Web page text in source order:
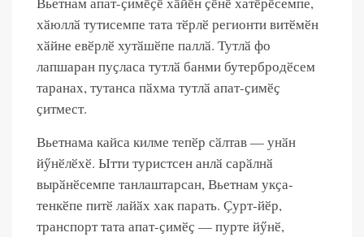
хӑюллӑ тутисемпе тата тӗрлӗ регионти витӗмӗн
хӑйне евӗрлӗ хутӑшӗпе паллӑ. Тутлӑ фо
лапшаран пуҫласа тутлӑ банми бутербродӗсем
таранах, тутанса пӑхма тутлӑ апат-ҫимӗҫ
ҫитмест.
Вьетнама кайса килме тепӗр сӑлтав — унӑн
йӳнӗлӗхӗ. Ытти туристсен анлӑ сарӑлнӑ
вырӑнӗсемпе танлаштарсан, Вьетнам укҫа-
тенкӗпе питӗ лайӑх хак парать. Ҫурт-йӗр,
транспорт тата апат-ҫимӗҫ — пурте йӳнӗ,